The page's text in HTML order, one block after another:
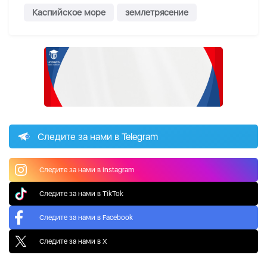
Каспийское море землетрясение
Следите за нами в Telegram
Следите за нами в Instagram
Следите за нами в TikTok
Следите за нами в Facebook
Следите за нами в X